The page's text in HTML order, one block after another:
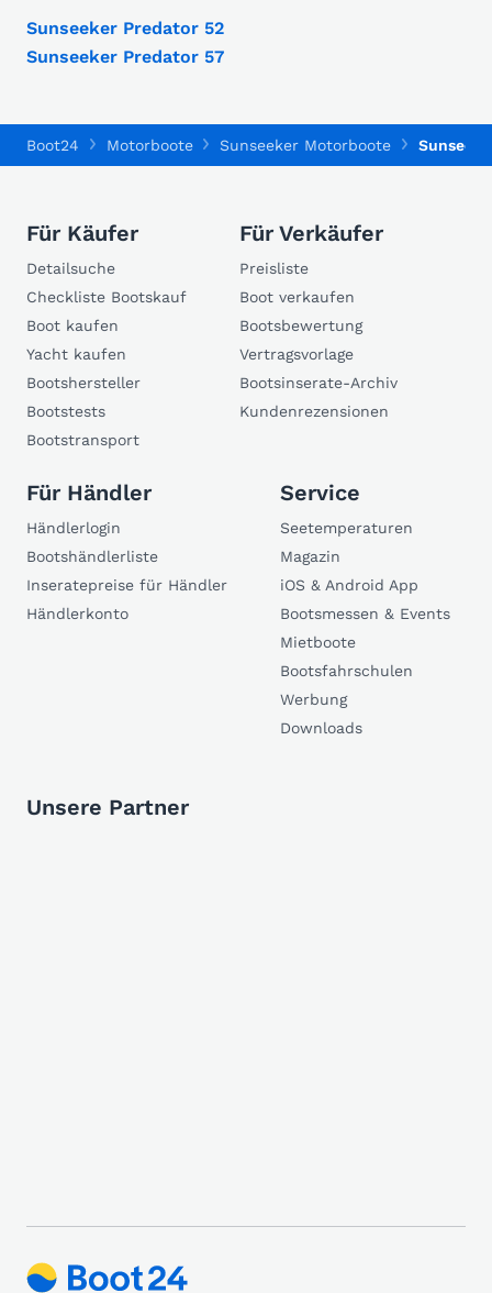
Sunseeker Predator 52
Sunseeker Predator 57
Boot24 Motorboote Sunseeker Motorboote
Für Käufer
Detailsuche
Checkliste Bootskauf
Boot kaufen
Yacht kaufen
Bootshersteller
Bootstests
Bootstransport
Für Verkäufer
Preisliste
Boot verkaufen
Bootsbewertung
Vertragsvorlage
Bootsinserate-Archiv
Kundenrezensionen
Für Händler
Händlerlogin
Bootshändlerliste
Inseratepreise für Händler
Händlerkonto
Service
Seetemperaturen
Magazin
iOS & Android App
Bootsmessen & Events
Mietboote
Bootsfahrschulen
Werbung
Downloads
Unsere Partner